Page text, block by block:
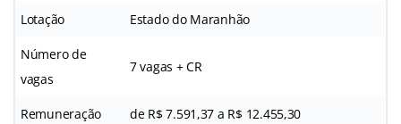
Lotação Estado do Maranhão
Número de
vagas
7 vagas + CR
Remuneração de R$ 7.591,37 a R$ 12.455,30